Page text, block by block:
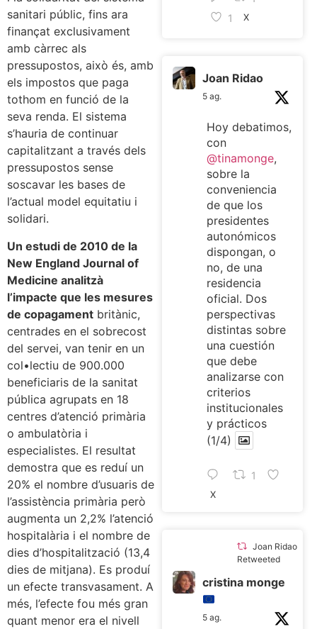
sanitari públic, fins ara
finançat exclusivament
amb càrrec als
pressupostos, això és, amb
els impostos que paga
tothom en funció de la
seva renda. El sistema
s’hauria de continuar
capitalitzant a través dels
pressupostos sense
soscavar les bases de
l’actual model equitatiu i
solidari.
Un estudi de 2010 de la
New England Journal of
Medicine analitzà
l’impacte que les mesures
de copagament britànic,
centrades en el sobrecost
del servei, van tenir en un
col•lectiu de 900.000
beneficiaris de la sanitat
pública agrupats en 18
centres d’atenció primària
o ambulatòria i
especialistes. El resultat
demostra que es reduí un
20% el nombre d’usuaris de
l’assistència primària però
augmenta un 2,2% l’atenció
hospitalària i el nombre de
dies d’hospitalització (13,4
dies de mitjana). Es produí
un efecte transvasament. A
més, l’efecte fou més gran
quant menor era el nivell
1
X
Joan Ridao
5 ag.
Hoy debatimos,
con
@tinamonge,
sobre la
conveniencia
de que los
presidentes
autonómicos
dispongan, o
no, de una
residencia
oficial. Dos
perspectivas
distintas sobre
una cuestión
que debe
analizarse con
criterios
institucionales
y prácticos
(1/4)
1
X
Joan Ridao
Retweeted
cristina monge
5 ag.